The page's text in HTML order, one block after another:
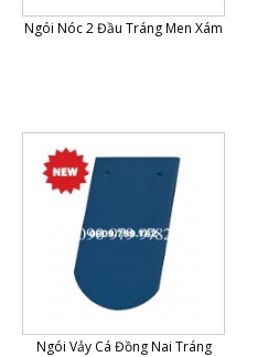
Ngói Nóc 2 Đầu Tráng Men Xám
Ngói Vảy Cá Đồng Nai Tráng